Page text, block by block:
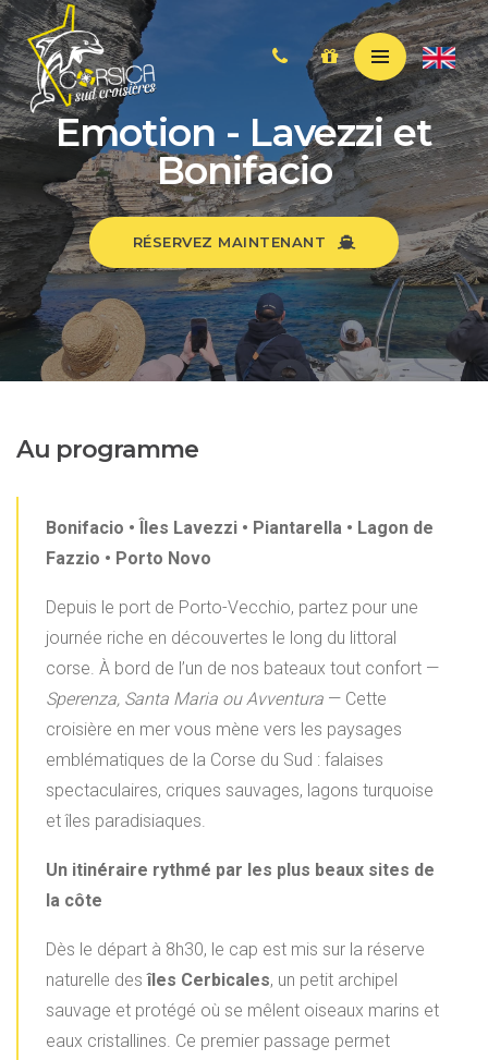
Emotion - Lavezzi et
Bonifacio
RÉSERVEZ MAINTENANT
Au programme
Bonifacio • Îles Lavezzi • Piantarella • Lagon de
Fazzio • Porto Novo
Depuis le port de Porto-Vecchio, partez pour une
journée riche en découvertes le long du littoral
corse. À bord de l’un de nos bateaux tout confort —
Sperenza, Santa Maria ou Avventura — Cette
croisière en mer vous mène vers les paysages
emblématiques de la Corse du Sud : falaises
spectaculaires, criques sauvages, lagons turquoise
et îles paradisiaques.
Un itinéraire rythmé par les plus beaux sites de
la côte
Dès le départ à 8h30, le cap est mis sur la réserve
naturelle desîles Cerbicales, un petit archipel
sauvage et protégé où se mêlent oiseaux marins et
eaux cristallines. Ce premier passage permet